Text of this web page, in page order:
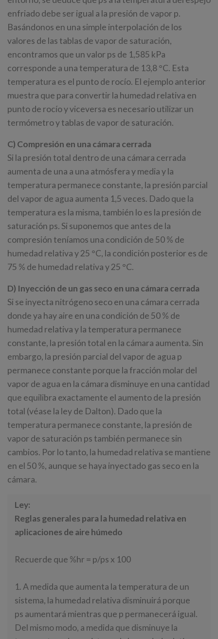
enfriado debe ser igual a la presión de vapor p.
Basándonos en una simple interpolación de los
valores de las tablas de vapor de saturación,
encontramos que un valor ps de 1,585 kPa
corresponde a una temperatura de 13,8 °C. Esta
temperatura es el punto de rocío. El ejemplo anterior
muestra que para convertir la humedad relativa en
punto de rocío y viceversa es necesario utilizar un
termómetro y tablas de vapor de saturación.
C) Compresión en una cámara cerrada
Si la presión total dentro de una cámara cerrada
aumenta de una a una atmósfera y media y la
temperatura permanece constante, la presión parcial
del vapor de agua aumenta 1,5 veces. Dado que la
temperatura es la misma, también lo es la presión de
saturación ps. Si suponemos que antes de la
compresión teníamos una condición de 50 % de
humedad relativa y 25 °C, la condición posterior es de
75 % de humedad relativa y 25 °C.
D) Inyección de un gas seco en una cámara cerrada
Si se inyecta nitrógeno seco en una cámara cerrada
donde ya hay aire en una condición de 50 % de
humedad relativa y la temperatura permanece
constante, la presión total en la cámara aumenta. Sin
embargo, la presión parcial del vapor de agua p
permanece constante porque la fracción molar del
vapor de agua en la cámara disminuye en una cantidad
que equilibra exactamente el aumento de la presión
total (véase la ley de Dalton). Dado que la
temperatura permanece constante, la presión de
vapor de saturación ps también permanece sin
cambios. Por lo tanto, la humedad relativa se mantiene
en el 50 %, aunque se haya inyectado gas seco en la
cámara.
Ley:
Reglas generales para la humedad relativa en
aplicaciones de aire húmedo
Recuerde que %hr = p/ps x 100
1. A medida que aumenta la temperatura de un
sistema, la humedad relativa disminuirá porque
ps aumentará mientras que p permanecerá igual.
Del mismo modo, a medida que disminuye la